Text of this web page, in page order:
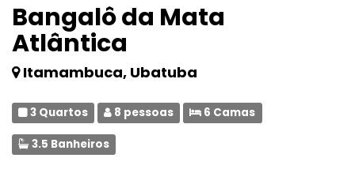
Bangalô da Mata
Atlântica
Itamambuca, Ubatuba
3 Quartos 8 pessoas 6 Camas
3.5 Banheiros